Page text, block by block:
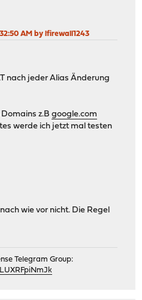
AM by lfirewall1243
nach jeder Alias Änderung
z.Bgoogle.com
werde ich jetzt mal testen
wie vor nicht. Die Regel
Telegram Group: